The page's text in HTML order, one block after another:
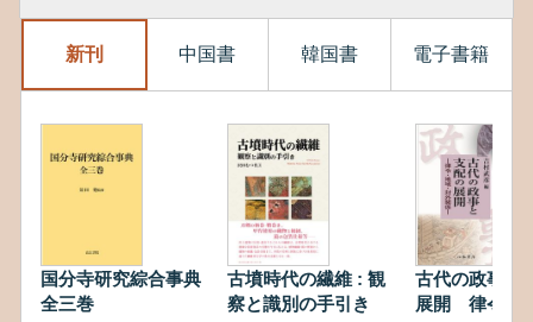
新刊 中国書 韓国書 電子書籍
国分寺研究綜合事典
全三巻
古墳時代の繊維 : 観
察と識別の手引き
古代の政事と
展開 律令・